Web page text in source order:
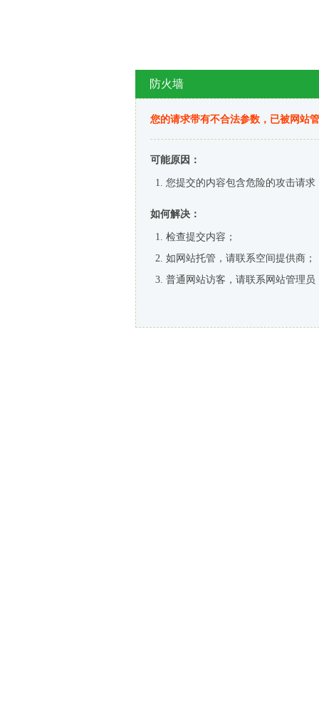
防火墙
您的请求带有不合法参数，已被网站
可能原因：
您提交的内容包含危险的攻击请求
如何解决：
检查提交内容；
如网站托管，请联系空间提供商；
普通网站访客，请联系网站管理员